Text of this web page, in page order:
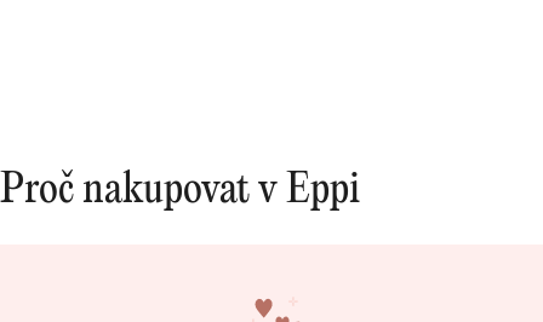
Proč nakupovat v Eppi